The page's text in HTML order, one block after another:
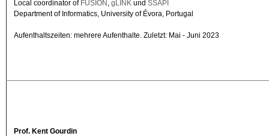
Local coordinator of FUSION , gLINKund SSAPI
Department of Informatics, University of Évora, Portugal
Aufenthaltszeiten: mehrere Aufenthalte. Zuletzt: Mai - Juni 2023
Prof. Kent Gourdin